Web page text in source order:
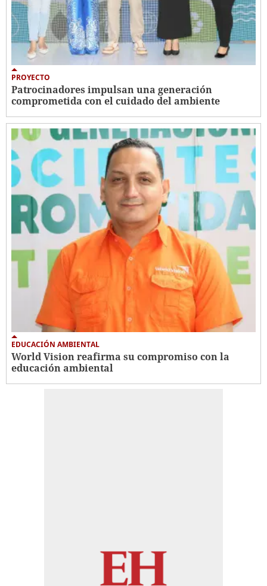
PROYECTO
Patrocinadores impulsan una generación
comprometida con el cuidado del ambiente
EDUCACIÓN AMBIENTAL
World Vision reafirma su compromiso con la
educación ambiental